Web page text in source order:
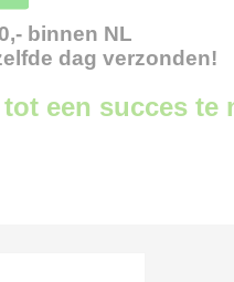
binnen NL
dag verzonden!
een succes te